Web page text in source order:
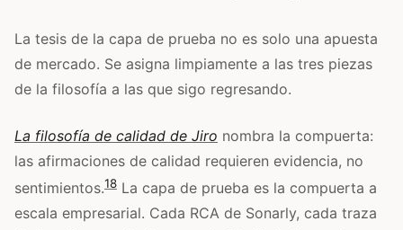
La tesis de la capa de prueba no es solo una apuesta
de mercado. Se asigna limpiamente a las tres piezas
de la filosofía a las que sigo regresando.
La filosofía de calidad de Jiro nombra la compuerta:
las afirmaciones de calidad requieren evidencia, no
sentimientos.18 La capa de prueba es la compuerta a
escala empresarial. Cada RCA de Sonarly, cada traza